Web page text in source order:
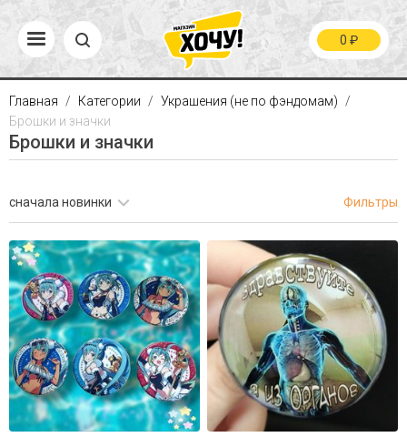
0 ₽
Главная Категории
Украшения (не по фэндомам)
Брошки и значки
Брошки и значки
сначала новинки Фильтры